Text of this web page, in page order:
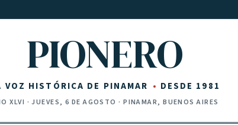
PIONERO
VOZ HISTÓRICA DE PINAMAR DESDE 1981
XLVI ·JUEVES, 6 DE AGOSTO · PINAMAR, BUENOS AIRES